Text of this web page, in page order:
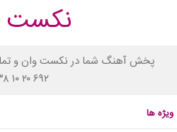
نکست
پخش آهنگ شما در نکست وان و
۰۹۳۸ ۱۰ ۲۰
ویژه ها